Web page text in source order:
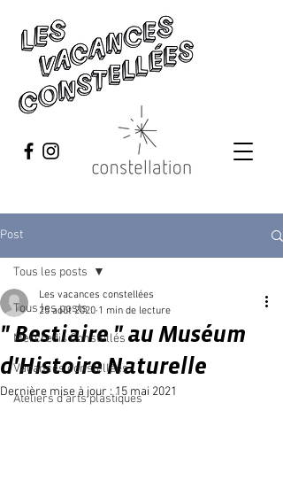
Post
Tous les posts
Mercredis Constellés
Vacances constellées
Ateliers d'arts plastiques
Tous les posts
" Bestiaire " au Muséum
d'Histoire Naturelle
Les vacances constellées
25 août 2020 1 min de lecture
Dernière mise à jour :15 mai 2021